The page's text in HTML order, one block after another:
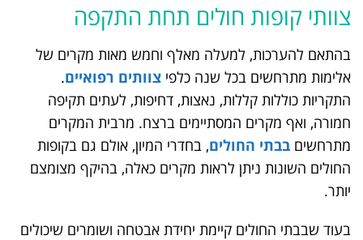
צוותי קופות חולים תחת התקפה
בהתאם להערכות, למעלה מאלף וחמש מאות מקרים של
אלימות מתרחשים בכל שנה כלפי צוותים רפואיים.
התקריות כוללות קללות, נאצות, דחיפות, לעתים תקיפה
חמורה, ואף מקרים המסתיימים ברצח. מרבית המקרים
מתרחשים בבתי החולים, בחדרי המיון, אולם גם בקופות
החולים השונות ניתן לראות מקרים כאלה, בהיקף מצומצם
יותר.
בעוד שבבתי החולים קיימת יחידת אבטחה ושומרים שיכולים